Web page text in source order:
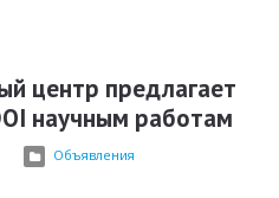
центр предлагает
научным работам
Объявления